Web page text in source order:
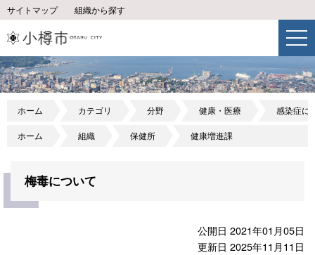
サイトマップ 組織から探す
ホーム カテゴリ 分野 健康・医療 感染症に
ホーム 組織 保健所 健康増進課
梅毒について
公開日 2021年01月05日
更新日 2025年11月11日